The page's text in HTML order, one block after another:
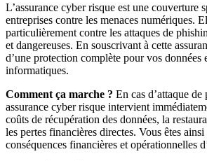
L’assurance cyber risque est une couverture
entreprises contre les menaces numériques.
particulièrement contre les attaques de
et dangereuses. En souscrivant à cette
d’une protection complète pour vos données
informatiques.
Comment ça marche ? En cas d’attaque
assurance cyber risque intervient
coûts de récupération des données, la
les pertes financières directes. Vous êtes
conséquences financières et opérationnelles